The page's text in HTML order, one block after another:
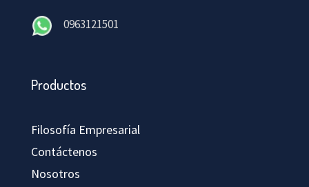
0963121501
Productos
Filosofía Empresarial
Contáctenos
Nosotros